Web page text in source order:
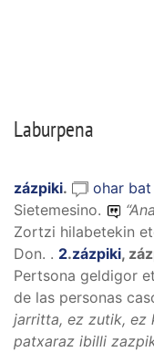
Laburpena
zázpiki. ohar bat
Sietemesino.
“
Zortzi hilabetekin
Don. . 2.zázpiki,
Pertsona geldigor
de las personas
jarritta, ez zutik, ez
patxaraz ibilli